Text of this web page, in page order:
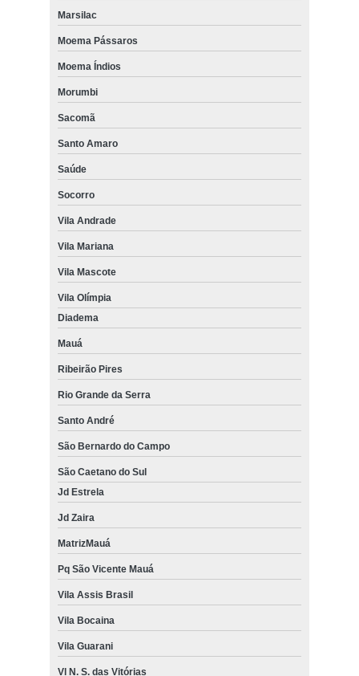
Marsilac
Moema Pássaros
Moema Índios
Morumbi
Sacomã
Santo Amaro
Saúde
Socorro
Vila Andrade
Vila Mariana
Vila Mascote
Vila Olímpia
Diadema
Mauá
Ribeirão Pires
Rio Grande da Serra
Santo André
São Bernardo do Campo
São Caetano do Sul
Jd Estrela
Jd Zaira
MatrizMauá
Pq São Vicente Mauá
Vila Assis Brasil
Vila Bocaina
Vila Guarani
Vl N. S. das Vitórias